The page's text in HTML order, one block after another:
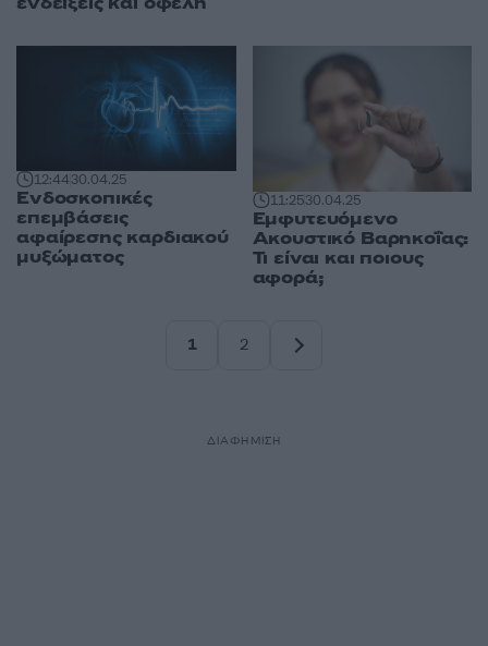
12:4430.04.25
Ενδοσκοπικές
επεμβάσεις
αφαίρεσης καρδιακού
μυξώματος
11:2530.04.25
Εμφυτευόμενο
Ακουστικό Βαρηκοΐας:
Τι είναι και ποιους
αφορά;
1
2
ΔΙΑΦΗΜΙΣΗ